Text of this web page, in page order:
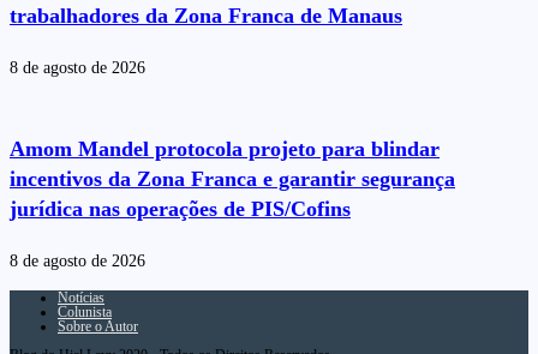
trabalhadores da Zona Franca de Manaus
8 de agosto de 2026
Amom Mandel protocola projeto para blindar
incentivos da Zona Franca e garantir segurança
jurídica nas operações de PIS/Cofins
8 de agosto de 2026
Notícias
Colunista
Sobre o Autor